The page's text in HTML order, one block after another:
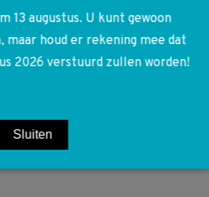
6261420000
Om626 W205 W447
uitlaat spruitstuk
aan winkelwagen
13 augustus. U kunt gewoon
maar houd er rekening mee dat
2026 verstuurd zullen worden!
Sluiten